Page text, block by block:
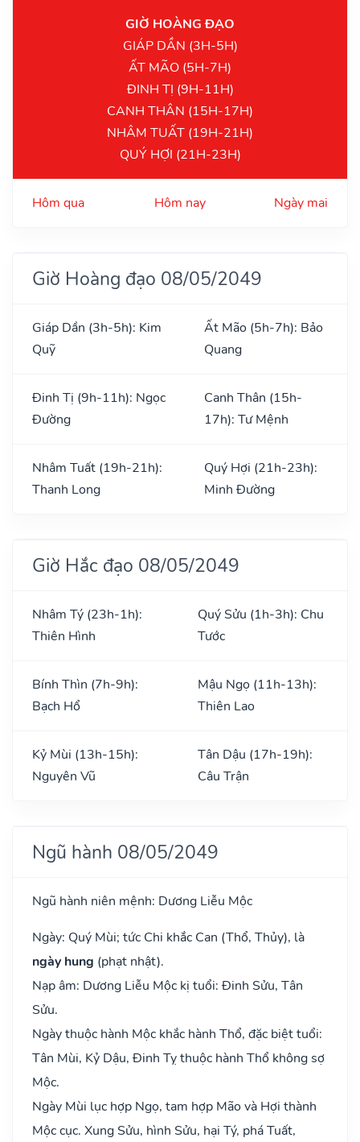
GIỜ HOÀNG ĐẠO
GIÁP DẦN (3H-5H)
ẤT MÃO (5H-7H)
ĐINH TỊ (9H-11H)
CANH THÂN (15H-17H)
NHÂM TUẤT (19H-21H)
QUÝ HỢI (21H-23H)
Hôm qua Hôm nay Ngày mai
Giờ Hoàng đạo 08/05/2049
Giáp Dần (3h-5h): Kim
Quỹ
Ất Mão (5h-7h): Bảo
Quang
Đinh Tị (9h-11h): Ngọc
Đường
Canh Thân (15h-
17h): Tư Mệnh
Nhâm Tuất (19h-21h):
Thanh Long
Quý Hợi (21h-23h):
Minh Đường
Giờ Hắc đạo 08/05/2049
Nhâm Tý (23h-1h):
Thiên Hình
Quý Sửu (1h-3h): Chu
Tước
Bính Thìn (7h-9h):
Bạch Hổ
Mậu Ngọ (11h-13h):
Thiên Lao
Kỷ Mùi (13h-15h):
Nguyên Vũ
Tân Dậu (17h-19h):
Câu Trận
Ngũ hành 08/05/2049
Ngũ hành niên mệnh: Dương Liễu Mộc
Ngày: Quý Mùi; tức Chi khắc Can (Thổ, Thủy), là
ngày hung (phạt nhật).
Nạp âm: Dương Liễu Mộc kị tuổi: Đinh Sửu, Tân
Sửu.
Ngày thuộc hành Mộc khắc hành Thổ, đặc biệt tuổi:
Tân Mùi, Kỷ Dậu, Đinh Tỵ thuộc hành Thổ không sợ
Mộc.
Ngày Mùi lục hợp Ngọ, tam hợp Mão và Hợi thành
Mộc cục. Xung Sửu, hình Sửu, hại Tý, phá Tuất,